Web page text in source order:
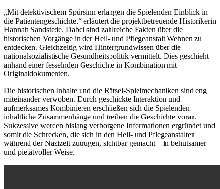
„Mit detektivischem Spürsinn erlangen die Spielenden Einblick in
die Patientengeschichte,“ erläutert die projektbetreuende Historikerin
Hannah Sandstede. Dabei sind zahlreiche Fakten über die
historischen Vorgänge in der Heil- und Pflegeanstalt Wehnen zu
entdecken. Gleichzeitig wird Hintergrundwissen über die
nationalsozialistische Gesundheitspolitik vermittelt. Dies geschieht
anhand einer fesselnden Geschichte in Kombination mit
Originaldokumenten.
Die historischen Inhalte und die Rätsel-Spielmechaniken sind eng
miteinander verwoben. Durch geschickte Interaktion und
aufmerksames Kombinieren erschließen sich die Spielenden
inhaltliche Zusammenhänge und treiben die Geschichte voran.
Sukzessive werden bislang verborgene Informationen ergründet und
somit die Schrecken, die sich in den Heil- und Pflegeanstalten
während der Nazizeit zutrugen, sichtbar gemacht – in behutsamer
und pietätvoller Weise.